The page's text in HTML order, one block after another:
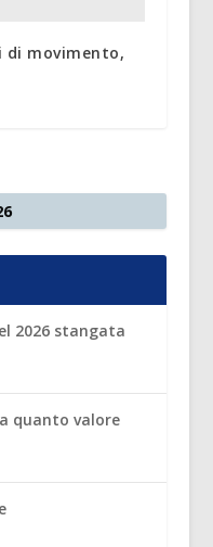
di movimento,
2026 stangata
quanto valore